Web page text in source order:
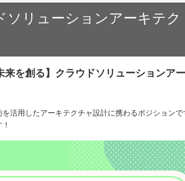
ソリューションアーキテク
来を創る】クラウドソリューションア
活用したアーキテクチャ設計に携わるポジション